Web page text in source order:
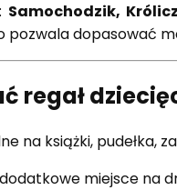
Samochodzik,
pozwala dopasować
regał
na książki, pudełka,
miejsce na